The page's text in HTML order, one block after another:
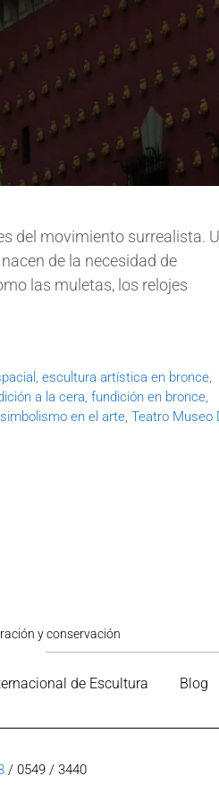
del movimiento surrealista.
de la necesidad de
las muletas, los relojes
,escultura artística en bronce,
a la cera, fundición en bronce,
simbolismo en el arte, Teatro Museo
y conservación
de Escultura Blog
/ 0549 / 3440